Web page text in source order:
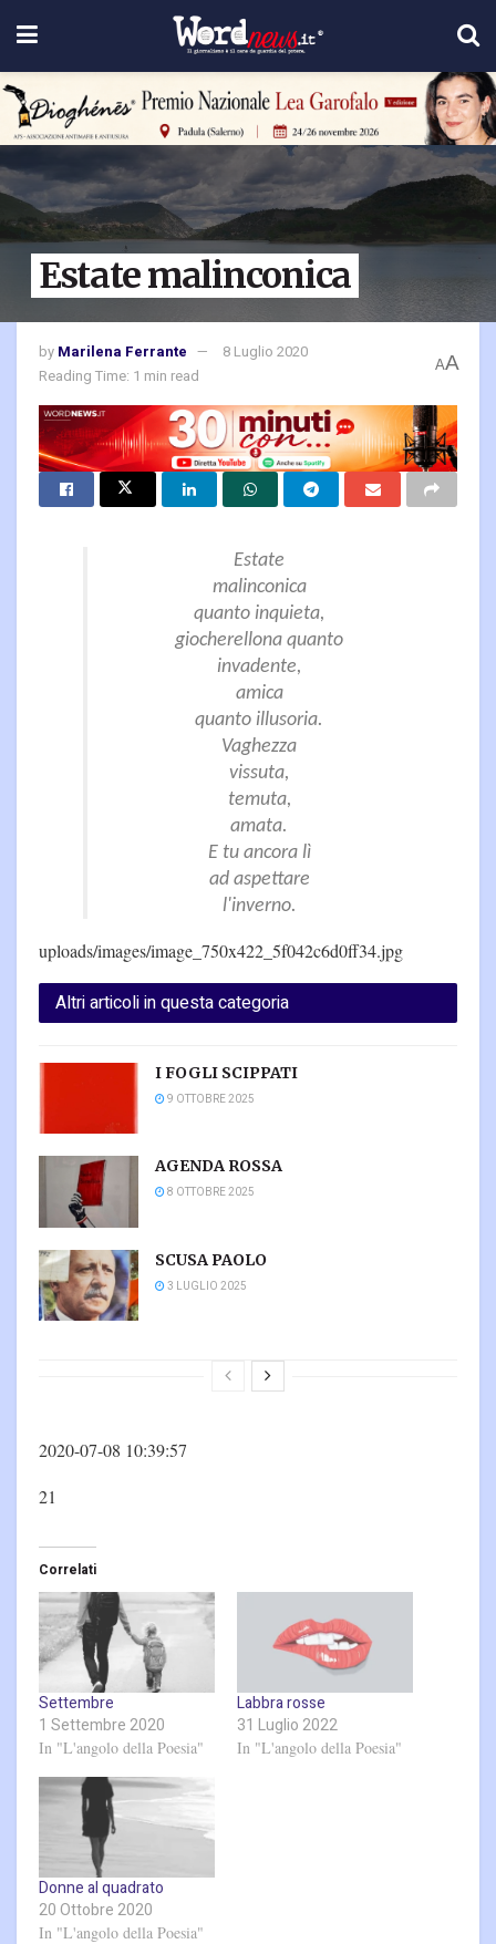
Estate malinconica
by Marilena Ferrante
8 Luglio 2020
Reading Time: 1 min read
AA
Estate
malinconica
quanto inquieta,
giocherellona quanto
invadente,
amica
quanto illusoria.
Vaghezza
vissuta,
temuta,
amata.
E tu ancora lì
ad aspettare
l'inverno.
uploads/images/image_750x422_5f042c6d0ff34.jpg
Altri articoli in questa categoria
I FOGLI SCIPPATI
9 OTTOBRE 2025
AGENDA ROSSA
8 OTTOBRE 2025
SCUSA PAOLO
3 LUGLIO 2025
2020-07-08 10:39:57
21
Correlati
Settembre
1 Settembre 2020
In "L'angolo della Poesia"
Labbra rosse
31 Luglio 2022
In "L'angolo della Poesia"
Donne al quadrato
20 Ottobre 2020
In "L'angolo della Poesia"